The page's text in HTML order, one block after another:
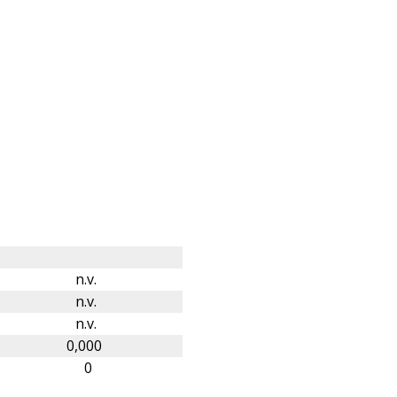
n.v.
n.v.
n.v.
0,000
0